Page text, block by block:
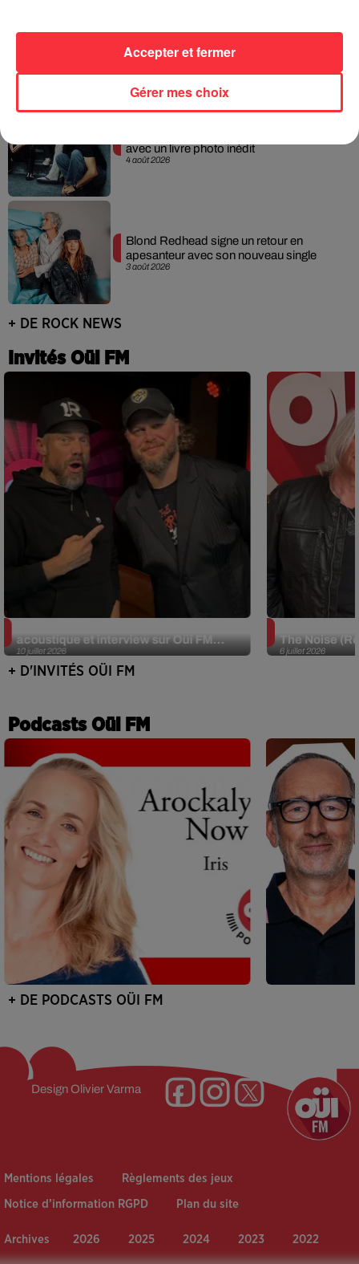
5 août 2026
4 août 2026
avec un livre photo inédit
3 août 2026
Blond Redhead signe un retour en
apesanteur avec son nouveau single
+ DE ROCK NEWS
Invités Oüi FM
10 juillet 2026
acoustique et interview sur Oüi FM...
6 juillet 2026
The Noise
+ D'INVITÉS OÜI FM
Podcasts Oüi FM
+ DE PODCASTS OÜI FM
Design Olivier Varma
Mentions légales Règlements des jeux
Notice d’information RGPD Plan du site
Archives 2026 2025 2024 2023 2022
Gérer mes choix
Accepter et fermer